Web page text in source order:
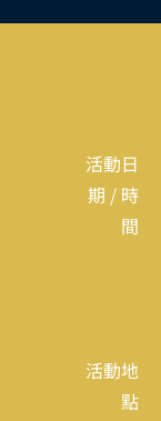
活動日
期 / 時
間
活動地
點